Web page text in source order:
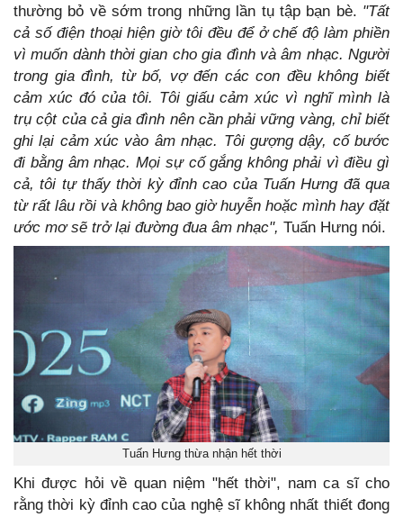
thường bỏ về sớm trong những lần tụ tập bạn bè. "Tất
cả số điện thoại hiện giờ tôi đều để ở chế độ làm phiền
vì muốn dành thời gian cho gia đình và âm nhạc. Người
trong gia đình, từ bố, vợ đến các con đều không biết
cảm xúc đó của tôi. Tôi giấu cảm xúc vì nghĩ mình là
trụ cột của cả gia đình nên cần phải vững vàng, chỉ biết
ghi lại cảm xúc vào âm nhạc. Tôi gượng dậy, cố bước
đi bằng âm nhạc. Mọi sự cố gắng không phải vì điều gì
cả, tôi tự thấy thời kỳ đỉnh cao của Tuấn Hưng đã qua
từ rất lâu rồi và không bao giờ huyễn hoặc mình hay đặt
ước mơ sẽ trở lại đường đua âm nhạc", Tuấn Hưng nói.
Tuấn Hưng thừa nhận hết thời
Khi được hỏi về quan niệm "hết thời", nam ca sĩ cho
rằng thời kỳ đỉnh cao của nghệ sĩ không nhất thiết đong